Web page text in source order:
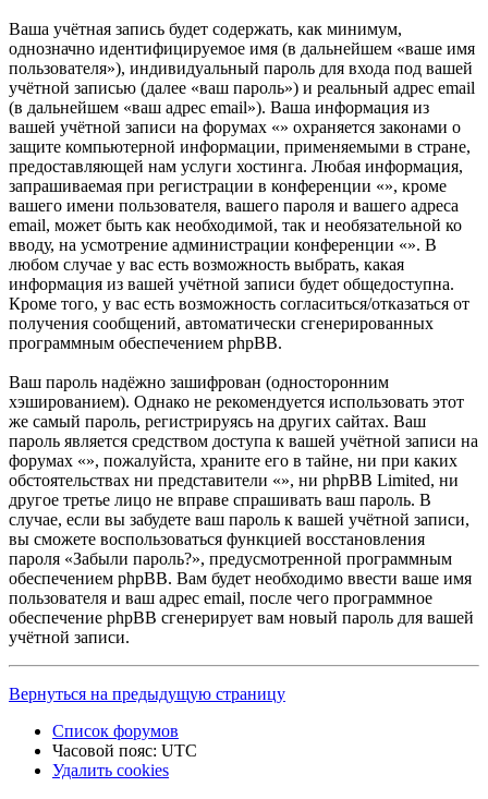
Ваша учётная запись будет содержать, как минимум,
однозначно идентифицируемое имя (в дальнейшем «ваше имя
пользователя»), индивидуальный пароль для входа под вашей
учётной записью (далее «ваш пароль») и реальный адрес email
(в дальнейшем «ваш адрес email»). Ваша информация из
вашей учётной записи на форумах «» охраняется законами о
защите компьютерной информации, применяемыми в стране,
предоставляющей нам услуги хостинга. Любая информация,
запрашиваемая при регистрации в конференции «», кроме
вашего имени пользователя, вашего пароля и вашего адреса
email, может быть как необходимой, так и необязательной ко
вводу, на усмотрение администрации конференции «». В
любом случае у вас есть возможность выбрать, какая
информация из вашей учётной записи будет общедоступна.
Кроме того, у вас есть возможность согласиться/отказаться от
получения сообщений, автоматически сгенерированных
программным обеспечением phpBB.
Ваш пароль надёжно зашифрован (односторонним
хэшированием). Однако не рекомендуется использовать этот
же самый пароль, регистрируясь на других сайтах. Ваш
пароль является средством доступа к вашей учётной записи на
форумах «», пожалуйста, храните его в тайне, ни при каких
обстоятельствах ни представители «», ни phpBB Limited, ни
другое третье лицо не вправе спрашивать ваш пароль. В
случае, если вы забудете ваш пароль к вашей учётной записи,
вы сможете воспользоваться функцией восстановления
пароля «Забыли пароль?», предусмотренной программным
обеспечением phpBB. Вам будет необходимо ввести ваше имя
пользователя и ваш адрес email, после чего программное
обеспечение phpBB сгенерирует вам новый пароль для вашей
учётной записи.
Вернуться на предыдущую страницу
Список форумов
Часовой пояс: UTC
Удалить cookies